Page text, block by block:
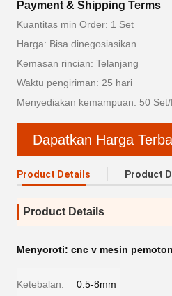
Payment & Shipping Terms
Kuantitas min Order: 1 Set
Harga: Bisa dinegosiasikan
Kemasan rincian: Telanjang
Waktu pengiriman: 25 hari
Menyediakan kemampuan: 50
Dapatkan Harga
Product Details Product
Product Details
Menyoroti: cnc v mesin
Ketebalan: 0.5-8mm